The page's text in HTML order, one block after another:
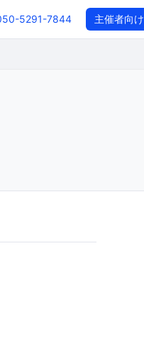
5291-7844 主催者向け